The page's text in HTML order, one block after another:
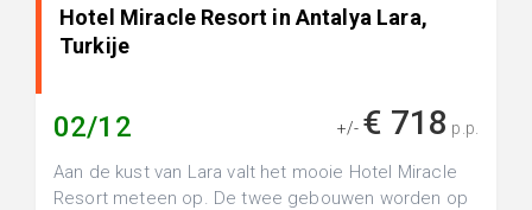
Hotel Miracle Resort in Antalya Lara,
Turkije
02/12 +/- € 718 p.p.
Aan de kust van Lara valt het mooie Hotel Miracle
Resort meteen op. De twee gebouwen worden op